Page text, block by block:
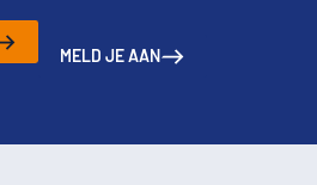
MELD JE AAN